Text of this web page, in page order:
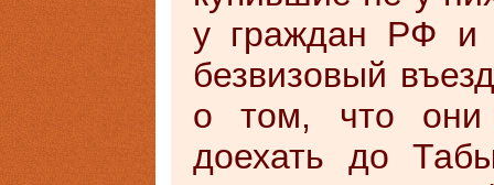
у граждан РФ и
безвизовый
о том, что они
доехать до